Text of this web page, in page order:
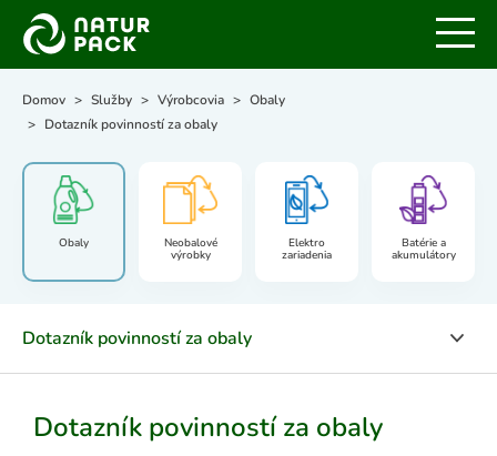
Domov Služby Výrobcovia
Obaly
Dotazník povinností za obaly
Obaly Neobalové
výrobky
Elektro
zariadenia
Batérie a
akumulátory
Dotazník povinností za obaly
FAQ
Dotazník povinností za obaly